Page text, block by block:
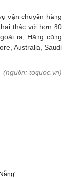
vận chuyển hàng
thác với hơn 80
ra, Hãng cũng
Australia, Saudi
(nguồn: toquoc.vn)